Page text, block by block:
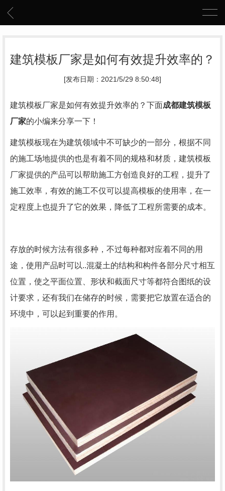
建筑模板厂家是如何有效提升效率的？
[发布日期：2021/5/29 8:50:48]
建筑模板厂家是如何有效提升效率的？下面成都建筑模板
厂家的小编来分享一下！
建筑模板现在为建筑领域中不可缺少的一部分，根据不同
的施工场地提供的也是有着不同的规格和材质，建筑模板
厂家提供的产品可以帮助施工方创造良好的工程，提升了
施工效率，有效的施工不仅可以提高模板的使用率，在一
定程度上也提升了它的效果，降低了工程所需要的成本。
存放的时候方法有很多种，不过每种都对应着不同的用
途，使用产品时可以..混凝土的结构和构件各部分尺寸相互
位置，使之平面位置、形状和截面尺寸等都符合图纸的设
计要求，还有我们在储存的时候，需要把它放置在适合的
环境中，可以起到重要的作用。